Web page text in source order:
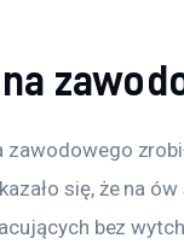
zawodowego
się, że na
bez